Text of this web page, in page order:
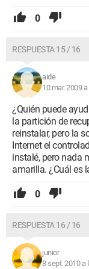
0
RESPUESTA 15 / 16
aide
10 mar. 2009
¿Quién puede
la partición de
reinstalar, pero la
Internet el
instalé, pero nada
amarilla. ¿Cuál es
0
RESPUESTA 16 / 16
junior
8 sept. 2010 a